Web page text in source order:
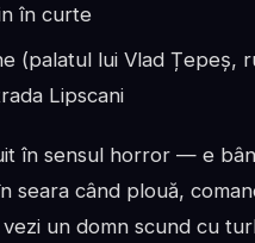
în curte
(palatul lui Vlad Țepeș,
Lipscani
în sensul horror — e
seara când plouă,
un domn scund cu